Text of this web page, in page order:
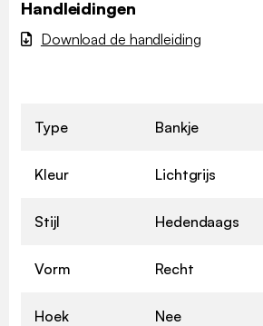
Handleidingen
Download de handleiding
Type Bankje
Kleur Lichtgrijs
Stijl Hedendaags
Vorm Recht
Hoek Nee